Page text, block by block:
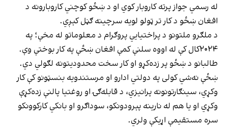
له رسمي جواز پرته کاروبار کوي او د ښځو کوچني کاروبارونه د
افغان ښځو د کار تر ټولو لویه سرچینه ګڼل کېږي.
د ملګرو ملتونو د پراختیايي پروګرام د معلوماتو له مخې؛ په
۲۰۲۴کال کې له اووه سلنې کمې افغان ښځې په کار بوختې وې.
طالبانو د ښځو پر زده‌کړو او کار سخت محدودیتونه لګولي دي.
ښځې نه‌شي کولی په دولتي ادارو او مرستندویه بنسټونو کې کار
وکړي، سینګارتونونه پرانیزي، د قابله‌ګۍ او روغتیا پالنې زده‌کړې
وکړي او یا هم له نارینه پېرودونکو، سوداګرو او بانکي کارکوونکو
سره مستقیمې اړیکې ولري.